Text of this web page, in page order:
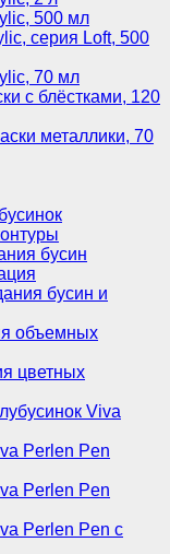
500 мл
серия Loft, 500
70 мл
с блёстками, 120
металлики, 70
бусин
бусин и
объемных
цветных
Viva
Perlen Pen
Perlen Pen
Perlen Pen с